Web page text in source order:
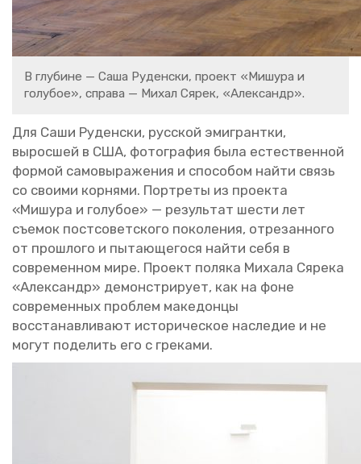
В глу­бине — Саша Ру­ден­ски, про­ект «Ми­шу­ра и
го­лу­бое», спра­ва — Михал Сярек, «Алек­сандр».
Для Саши Ру­ден­ски, рус­ской эми­грант­ки,
вы­рос­шей в США, фо­то­гра­фия была есте­ствен­ной
фор­мой са­мо­вы­ра­же­ния и спо­со­бом найти связь
со сво­и­ми кор­ня­ми. Порт­ре­ты из про­ек­та
«Ми­шу­ра и го­лу­бое» — ре­зуль­тат шести лет
съе­мок пост­со­вет­ско­го по­ко­ле­ния, от­ре­зан­но­го
от про­шло­го и пы­та­ю­ще­го­ся найти себя в
со­вре­мен­ном мире. Про­ект по­ля­ка Ми­ха­ла Сяре­ка
«Алек­сандр» де­мон­стри­ру­ет, как на фоне
со­вре­мен­ных про­блем ма­ке­дон­цы
вос­ста­нав­ли­ва­ют ис­то­ри­че­ское на­сле­дие и не
могут по­де­лить его с гре­ка­ми.